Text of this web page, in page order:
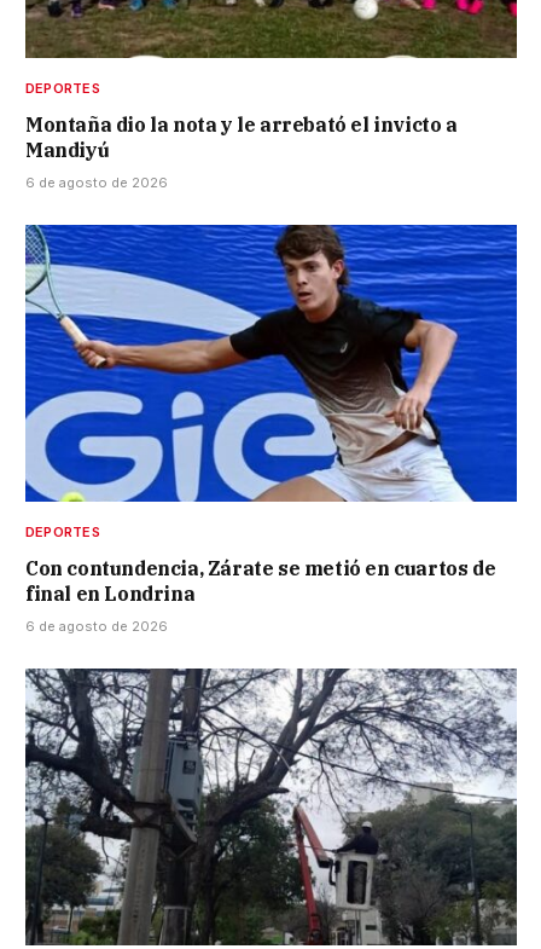
DEPORTES
Montaña dio la nota y le arrebató el invicto a
Mandiyú
6 de agosto de 2026
DEPORTES
Con contundencia, Zárate se metió en cuartos de
final en Londrina
6 de agosto de 2026